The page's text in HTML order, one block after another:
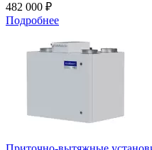
482 000 ₽
Подробнее